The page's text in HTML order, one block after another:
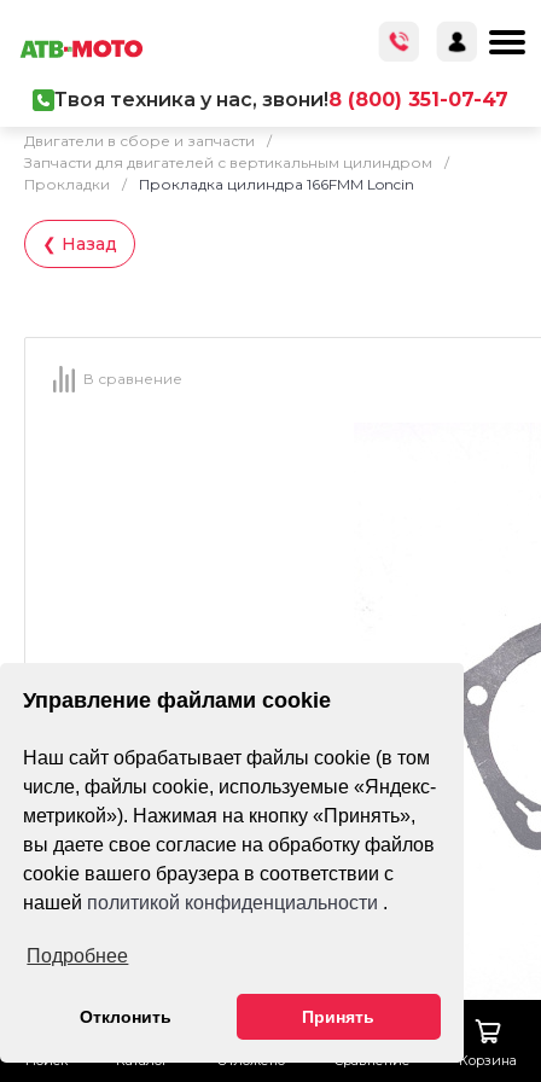
Управление файлами cookie
Наш сайт обрабатывает файлы cookie (в том
числе, файлы cookie, используемые «Яндекс-
метрикой»). Нажимая на кнопку «Принять»,
вы даете свое согласие на обработку файлов
cookie вашего браузера в соответствии с
нашей политикой конфиденциальности .
Подробнее
Отклонить Принять
Поиск Каталог Отложено Сравнение Корзина
Твоя техника у нас, звони!8 (800) 351-07-47
Двигатели в сборе и запчасти
/
Запчасти для двигателей с вертикальным цилиндром
/
Прокладки
/ Прокладка цилиндра 166FMM Loncin
❮ Назад
В сравнение